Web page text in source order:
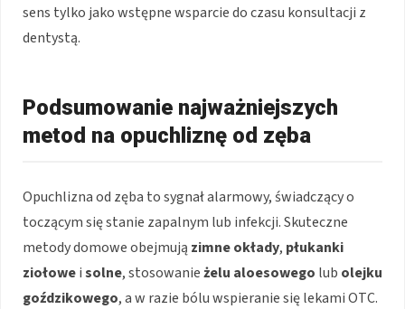
sens tylko jako wstępne wsparcie do czasu konsultacji z
dentystą.
Podsumowanie najważniejszych
metod na opuchliznę od zęba
Opuchlizna od zęba to sygnał alarmowy, świadczący o
toczącym się stanie zapalnym lub infekcji. Skuteczne
metody domowe obejmują zimne okłady, płukanki
ziołoweisolne, stosowanieżelu aloesowego lub olejku
goździkowego, a w razie bólu wspieranie się lekami OTC.